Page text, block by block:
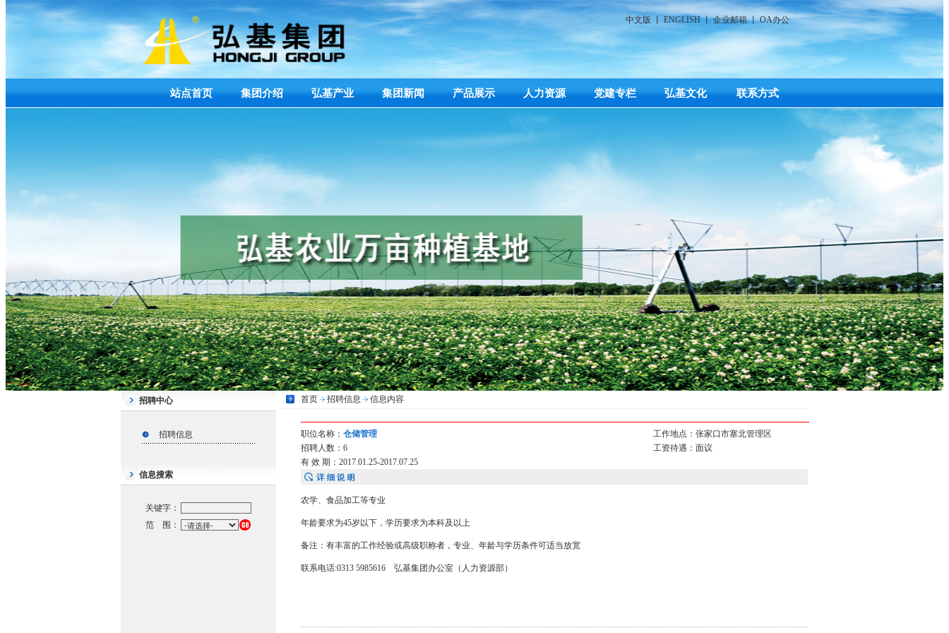
中文版 ENGLISH丨企业邮箱丨OA办公
站点首页 集团介绍 弘基产业 集团新闻 产品展示 人力资源 党建专栏 弘基文化 联系方式
招聘中心
招聘信息
信息搜索
关键字：
范 围：
首页 招聘信息 信息内容
职位名称： 仓储管理
工作地点：张家口市塞北管理区
招聘人数：6
工资待遇：面议
有 效 期：2017.01.25-2017.07.25
农学、食品加工等专业
年龄要求为45岁以下，学历要求为本科及以上
备注：有丰富的工作经验或高级职称者，专业、年龄与学历条件可适当放宽
联系电话:0313 5985616 弘基集团办公室（人力资源部）